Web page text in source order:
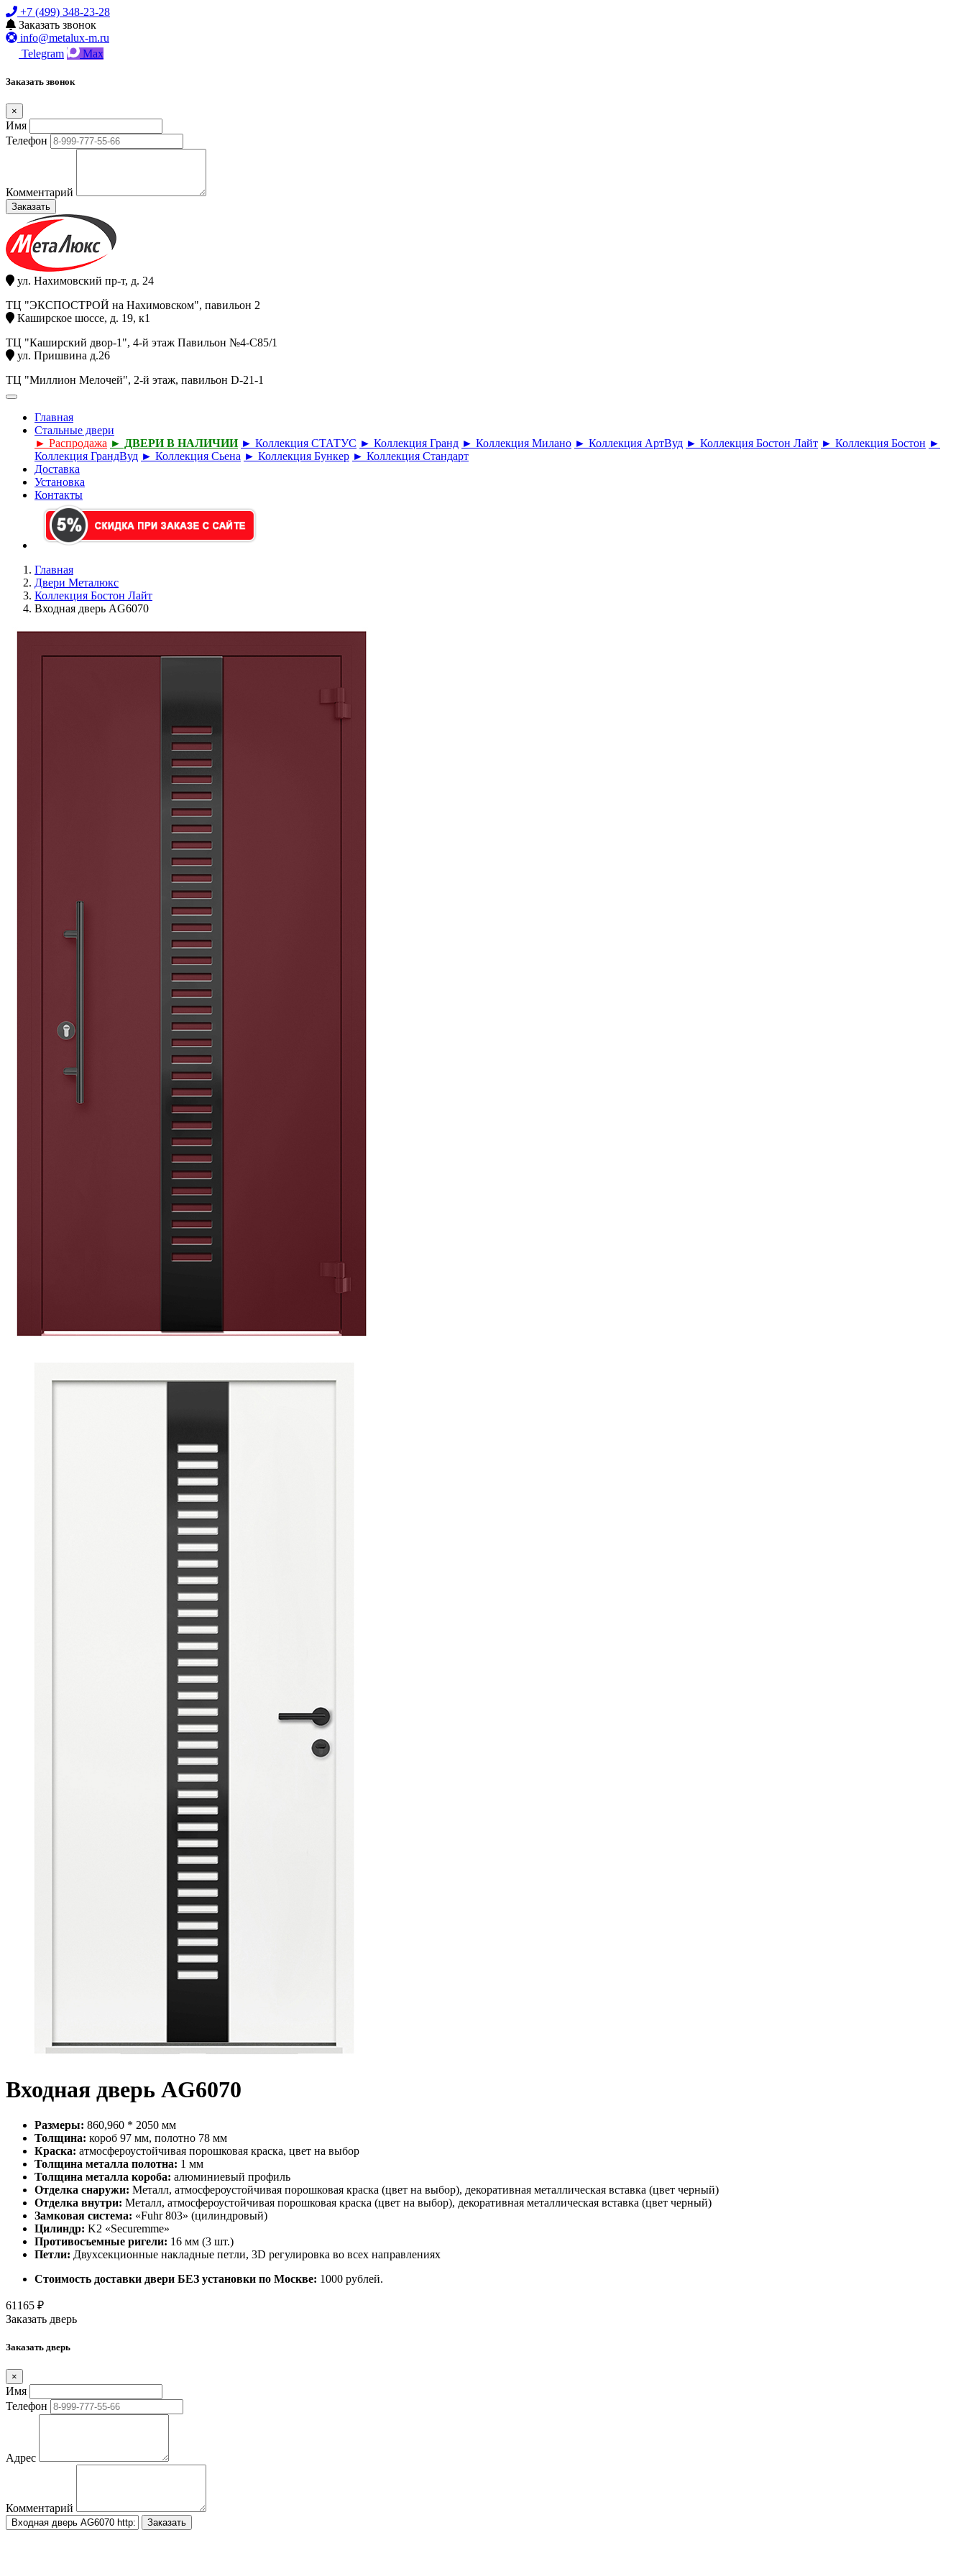
+7 (499) 348-23-28
Заказать звонок
info@metalux-m.ru
Telegram
Max
Заказать звонок
×
Имя
Телефон
Комментарий
Заказать
ул. Нахимовский пр-т, д. 24
ТЦ "ЭКСПОСТРОЙ на Нахимовском", павильон 2
Каширское шоссе, д. 19, к1
ТЦ "Каширский двор-1", 4-й этаж Павильон №4-С85/1
ул. Пришвина д.26
ТЦ "Миллион Мелочей", 2-й этаж, павильон D-21-1
Главная
Стальные двери
► Распродажа ► ДВЕРИ В НАЛИЧИИ ► Коллекция СТАТУС ► Коллекция Гранд ► Коллекция Милано ► Коллекция АртВуд ► Коллекция Бостон Лайт ► Коллекция Бостон ►
Коллекция ГрандВуд ► Коллекция Сьена ► Коллекция Бункер ► Коллекция Стандарт
Доставка
Установка
Контакты
Главная
Двери Металюкс
Коллекция Бостон Лайт
Входная дверь AG6070
Входная дверь AG6070
Размеры: 860,960 * 2050 мм
Толщина: короб 97 мм, полотно 78 мм
Краска: атмосфероустойчивая порошковая краска, цвет на выбор
Толщина металла полотна: 1 мм
Толщина металла короба: алюминиевый профиль
Отделка снаружи: Металл, атмосфероустойчивая порошковая краска (цвет на выбор), декоративная металлическая вставка (цвет черный)
Отделка внутри: Металл, атмосфероустойчивая порошковая краска (цвет на выбор), декоративная металлическая вставка (цвет черный)
Замковая система: «Fuhr 803» (цилиндровый)
Цилиндр: K2 «Securemme»
Противосъемные ригели: 16 мм (3 шт.)
Петли: Двухсекционные накладные петли, 3D регулировка во всех направлениях
Стоимость доставки двери БЕЗ установки по Москве: 1000 рублей.
61165 ₽
Заказать дверь
Заказать дверь
×
Имя
Телефон
Адрес
Комментарий
Заказать